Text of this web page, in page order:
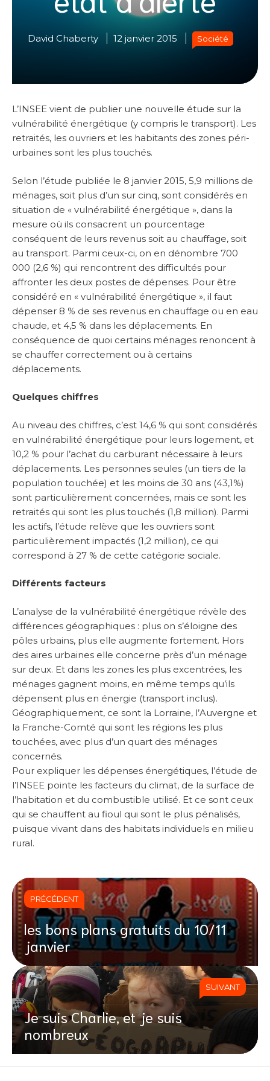
David Chaberty 12 janvier 2015 Société
L’INSEE vient de publier une nouvelle étude sur la
vulnérabilité énergétique (y compris le transport). Les
retraités, les ouvriers et les habitants des zones péri-
urbaines sont les plus touchés.
Selon l’étude publiée le 8 janvier 2015, 5,9 millions de
ménages, soit plus d’un sur cinq, sont considérés en
situation de « vulnérabilité énergétique », dans la
mesure où ils consacrent un pourcentage
conséquent de leurs revenus soit au chauffage, soit
au transport. Parmi ceux-ci, on en dénombre 700
000 (2,6 %) qui rencontrent des difficultés pour
affronter les deux postes de dépenses. Pour être
considéré en « vulnérabilité énergétique », il faut
dépenser 8 % de ses revenus en chauffage ou en eau
chaude, et 4,5 % dans les déplacements. En
conséquence de quoi certains ménages renoncent à
se chauffer correctement ou à certains
déplacements.
Quelques chiffres
Au niveau des chiffres, c’est 14,6 % qui sont considérés
en vulnérabilité énergétique pour leurs logement, et
10,2 % pour l’achat du carburant nécessaire à leurs
déplacements. Les personnes seules (un tiers de la
population touchée) et les moins de 30 ans (43,1%)
sont particulièrement concernées, mais ce sont les
retraités qui sont les plus touchés (1,8 million). Parmi
les actifs, l’étude relève que les ouvriers sont
particulièrement impactés (1,2 million), ce qui
correspond à 27 % de cette catégorie sociale.
Différents facteurs
L’analyse de la vulnérabilité énergétique révèle des
différences géographiques : plus on s’éloigne des
pôles urbains, plus elle augmente fortement. Hors
des aires urbaines elle concerne près d’un ménage
sur deux. Et dans les zones les plus excentrées, les
ménages gagnent moins, en même temps qu’ils
dépensent plus en énergie (transport inclus).
Géographiquement, ce sont la Lorraine, l’Auvergne et
la Franche-Comté qui sont les régions les plus
touchées, avec plus d’un quart des ménages
concernés.
Pour expliquer les dépenses énergétiques, l’étude de
l’INSEE pointe les facteurs du climat, de la surface de
l’habitation et du combustible utilisé. Et ce sont ceux
qui se chauffent au fioul qui sont le plus pénalisés,
puisque vivant dans des habitats individuels en milieu
rural.
PRÉCÉDENT
les bons plans gratuits du 10/11
janvier
SUIVANT
Je suis Charlie, et je suis
nombreux